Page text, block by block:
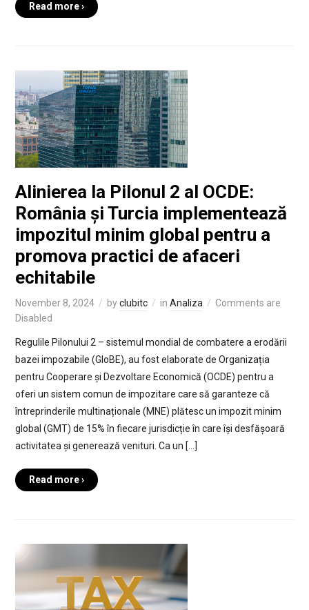
Read more ›
Alinierea la Pilonul 2 al OCDE:
România și Turcia implementează
impozitul minim global pentru a
promova practici de afaceri
echitabile
November 8, 2024 byclubitc in Analiza
Comments are
Disabled
Regulile Pilonului 2 – sistemul mondial de combatere a erodării
bazei impozabile (GloBE), au fost elaborate de Organizația
pentru Cooperare și Dezvoltare Economică (OCDE) pentru a
oferi un sistem comun de impozitare care să garanteze că
întreprinderile multinaționale (MNE) plătesc un impozit minim
global (GMT) de 15% în fiecare jurisdicție în care își desfășoară
activitatea și generează venituri. Ca un […]
Read more ›